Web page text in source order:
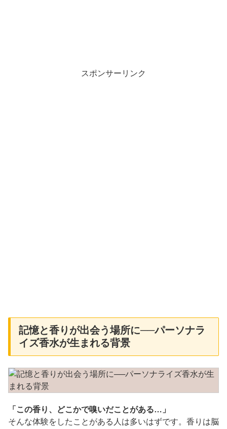
スポンサーリンク
記憶と香りが出会う場所に──パーソナラ
イズ香水が生まれる背景
「この香り、どこかで嗅いだことがある…」
そんな体験をしたことがある人は多いはずです。香りは脳